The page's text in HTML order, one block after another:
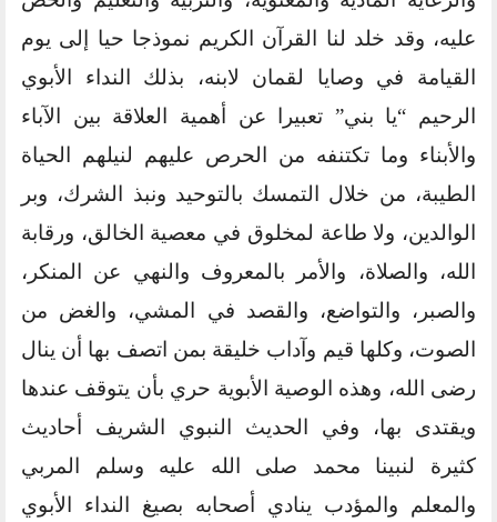
عليه، وقد خلد لنا القرآن الكريم نموذجا حيا إلى يوم
القيامة في وصايا لقمان لابنه، بذلك النداء الأبوي
الرحيم “يا بني” تعبيرا عن أهمية العلاقة بين الآباء
والأبناء وما تكتنفه من الحرص عليهم لنيلهم الحياة
الطيبة، من خلال التمسك بالتوحيد ونبذ الشرك، وبر
الوالدين، ولا طاعة لمخلوق في معصية الخالق، ورقابة
الله، والصلاة، والأمر بالمعروف والنهي عن المنكر،
والصبر، والتواضع، والقصد في المشي، والغض من
الصوت، وكلها قيم وآداب خليقة بمن اتصف بها أن ينال
رضى الله، وهذه الوصية الأبوية حري بأن يتوقف عندها
ويقتدى بها، وفي الحديث النبوي الشريف أحاديث
كثيرة لنبينا محمد صلى الله عليه وسلم المربي
والمعلم والمؤدب ينادي أصحابه بصيغ النداء الأبوي